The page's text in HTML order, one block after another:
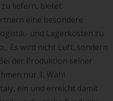
liefern, bietet
eine besondere
und Lagerkosten zu
Es wird nicht Luft, sondern
der Produktion seiner
nur 1. Wahl
ein und erreicht damit